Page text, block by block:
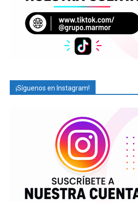
¡Síguenos en Instagram!